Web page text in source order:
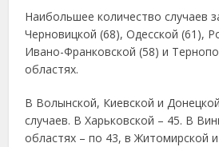
Наибольшее количество случаев
Черновицкой (68), Одесской (61),
Ивано-Франковской (58) и
областях.
В Волынской, Киевской и
случаев. В Харьковской – 45. В
областях – по 43, в Житомирской